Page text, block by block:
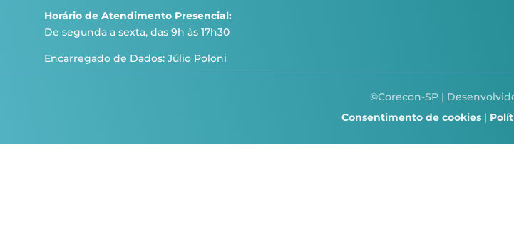
Horário de Atendimento Presencial:
De segunda a sexta, das 9h às 17h30
Encarregado de Dados: Júlio Poloni
©Corecon-SP |
Consentimento de cookies|